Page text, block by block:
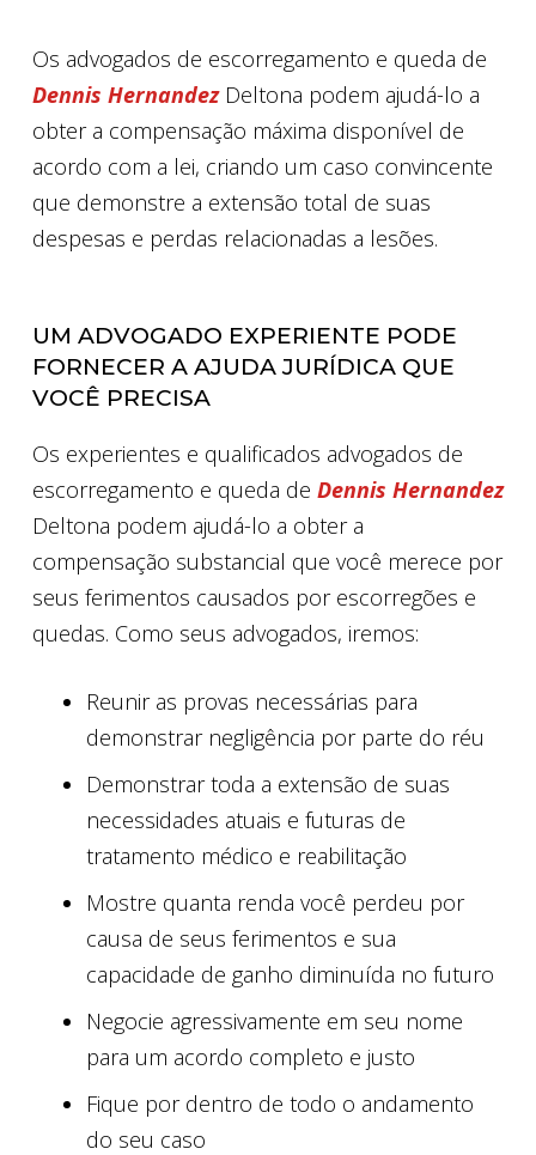
Os advogados de escorregamento e queda de
Dennis HernandezDeltona podem ajudá-lo a
obter a compensação máxima disponível de
acordo com a lei, criando um caso convincente
que demonstre a extensão total de suas
despesas e perdas relacionadas a lesões.
UM ADVOGADO EXPERIENTE PODE
FORNECER A AJUDA JURÍDICA QUE
VOCÊ PRECISA
Os experientes e qualificados advogados de
escorregamento e queda de Dennis Hernandez
Deltona podem ajudá-lo a obter a
compensação substancial que você merece por
seus ferimentos causados ​​por escorregões e
quedas. Como seus advogados, iremos:
Reunir as provas necessárias para
demonstrar negligência por parte do réu
Demonstrar toda a extensão de suas
necessidades atuais e futuras de
tratamento médico e reabilitação
Mostre quanta renda você perdeu por
causa de seus ferimentos e sua
capacidade de ganho diminuída no futuro
Negocie agressivamente em seu nome
para um acordo completo e justo
Fique por dentro de todo o andamento
do seu caso